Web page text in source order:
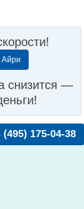
Айри
снизится —
(495) 175-04-38